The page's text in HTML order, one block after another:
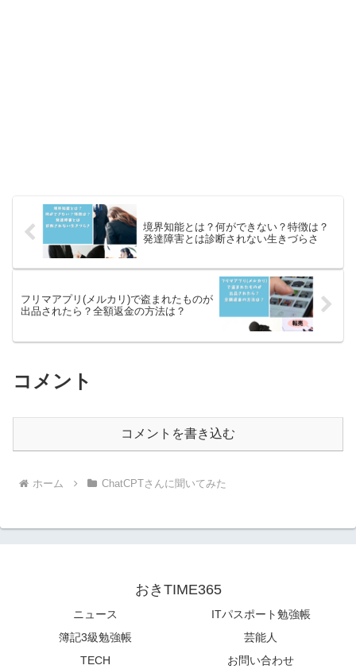
境界知能とは？何ができない？特徴は？
発達障害とは診断されない生きづらさ
フリマアプリ(メルカリ)で盗まれたものが
出品されたら？全額返金の方法は？
コメント
コメントを書き込む
ホーム ChatCPTさんに聞いてみた
おきTIME365
ニュース
ITパスポート勉強帳
簿記3級勉強帳
芸能人
TECH
お問い合わせ